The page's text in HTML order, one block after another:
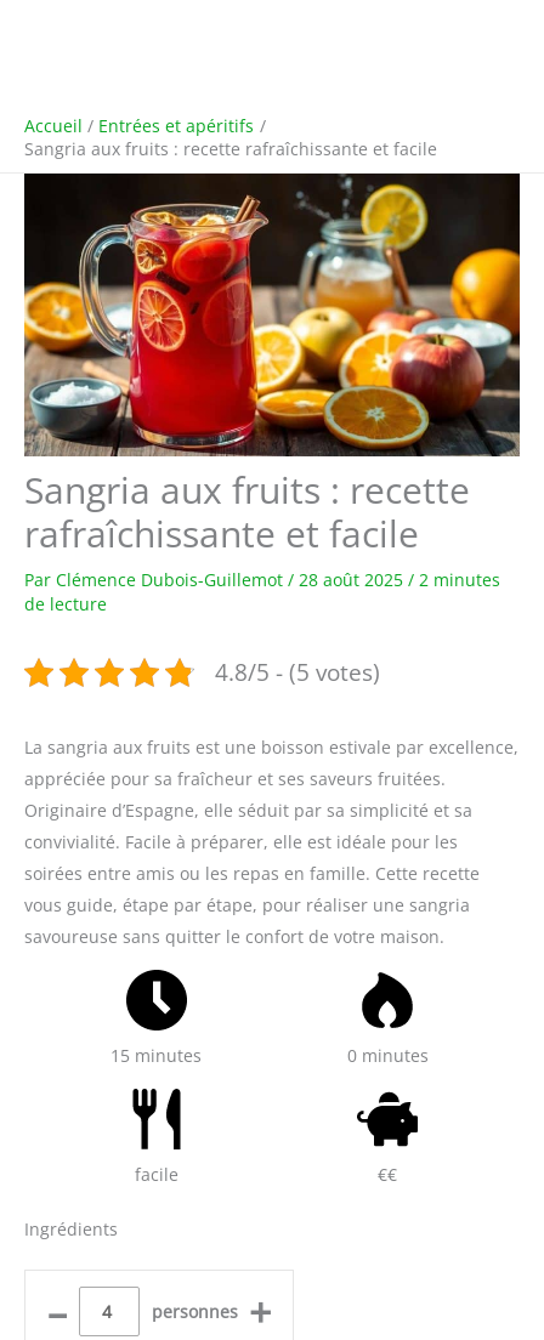
Accueil
Entrées et apéritifs
Sangria aux fruits : recette rafraîchissante et facile
Sangria aux fruits : recette
rafraîchissante et facile
Par Clémence Dubois-Guillemot / 28 août 2025 / 2 minutes
de lecture
4.8/5 - (5 votes)
La sangria aux fruits est une boisson estivale par excellence,
appréciée pour sa fraîcheur et ses saveurs fruitées.
Originaire d’Espagne, elle séduit par sa simplicité et sa
convivialité. Facile à préparer, elle est idéale pour les
soirées entre amis ou les repas en famille. Cette recette
vous guide, étape par étape, pour réaliser une sangria
savoureuse sans quitter le confort de votre maison.
15 minutes 0 minutes
facile €€
Ingrédients
– personnes +